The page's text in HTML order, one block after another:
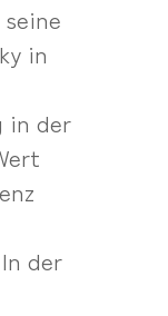
in
in der
der